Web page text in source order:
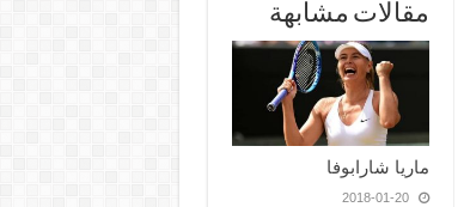
مقالات مشابهة
ماريا شارابوفا
2018-01-20